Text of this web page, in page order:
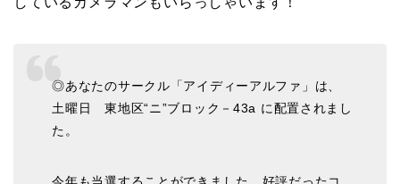
◎あなたのサークル「アイディーアルファ」は、
土曜日 東地区“ニ”ブロック－43a に配置されまし
た。